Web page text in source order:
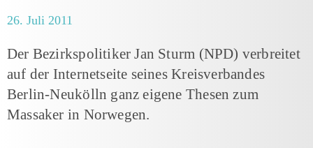
26. Juli 2011
Der Bezirkspolitiker Jan Sturm (NPD) verbreitet
auf der Internetseite seines Kreisverbandes
Berlin-Neukölln ganz eigene Thesen zum
Massaker in Norwegen.